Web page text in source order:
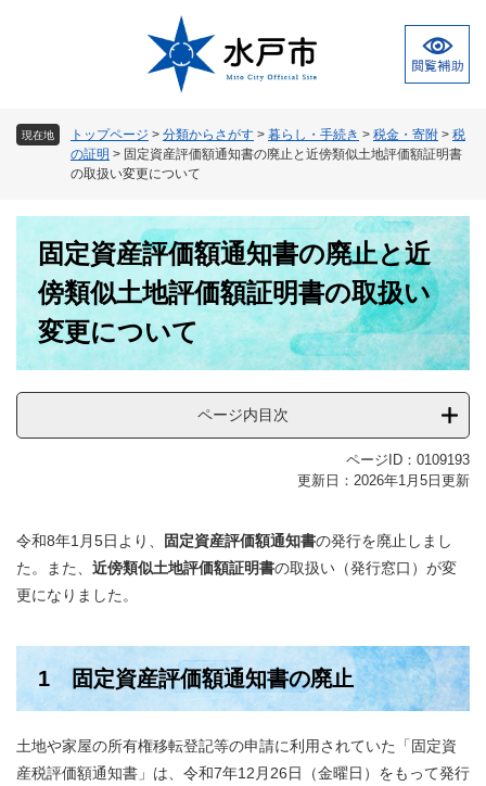
現在地 トップページ > 分類からさがす > 暮らし・手続き > 税金・寄附 > 税
の証明 > 固定資産評価額通知書の廃止と近傍類似土地評価額証明書
の取扱い変更について
固定資産評価額通知書の廃止と近
傍類似土地評価額証明書の取扱い
変更について
ページ内目次
ページID：0109193
更新日：2026年1月5日更新
令和8年1月5日より、 固定資産評価額通知書の発行を廃止しまし
た。また、 近傍類似土地評価額証明書の取扱い（発行窓口）が変
更になりました。
1 固定資産評価額通知書の廃止
土地や家屋の所有権移転登記等の申請に利用されていた「固定資
産税評価額通知書」は、令和7年12月26日（金曜日）をもって発行